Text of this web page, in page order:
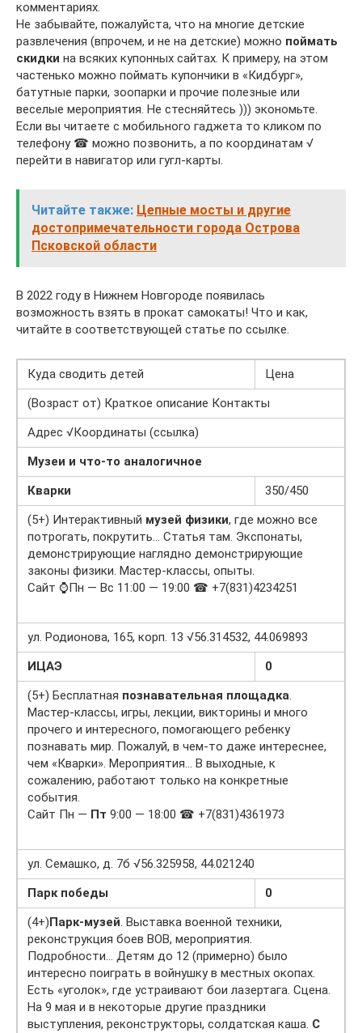
комментариях.
Не забывайте, пожалуйста, что на многие детские
развлечения (впрочем, и не на детские) можно поймать
скидки на всяких купонных сайтах. К примеру, на этом
частенько можно поймать купончики в «Кидбург»,
батутные парки, зоопарки и прочие полезные или
веселые мероприятия. Не стесняйтесь ))) экономьте.
Если вы читаете с мобильного гаджета то кликом по
телефону ☎ можно позвонить, а по координатам √
перейти в навигатор или гугл-карты.
Читайте также: Цепные мосты и другие
достопримечательности города Острова
Псковской области
В 2022 году в Нижнем Новгороде появилась
возможность взять в прокат самокаты! Что и как,
читайте в соответствующей статье по ссылке.
Куда сводить детей
Цена
(Возраст от) Краткое описание Контакты
Адрес √Координаты (ссылка)
Музеи и что-то аналогичное
Кварки
350/450
(5+) Интерактивный музей физики, где можно все
потрогать, покрутить… Статья там. Экспонаты,
демонстрирующие наглядно демонстрирующие
законы физики. Мастер-классы, опыты.
Сайт ⌚Пн — Вс 11:00 — 19:00 ☎ +7(831)4234251
ул. Родионова, 165, корп. 13 √56.314532, 44.069893
ИЦАЭ
0
(5+) Бесплатная познавательная площадка.
Мастер-классы, игры, лекции, викторины и много
прочего и интересного, помогающего ребенку
познавать мир. Пожалуй, в чем-то даже интереснее,
чем «Кварки». Мероприятия… В выходные, к
сожалению, работают только на конкретные
события.
Сайт Пн — Пт 9:00 — 18:00 ☎ +7(831)4361973
ул. Семашко, д. 7б √56.325958, 44.021240
Парк победы
0
(4+)Парк-музей. Выставка военной техники,
реконструкция боев ВОВ, мероприятия.
Подробности… Детям до 12 (примерно) было
интересно поиграть в войнушку в местных окопах.
Есть «уголок», где устраивают бои лазертага. Сцена.
На 9 мая и в некоторые другие праздники
выступления, реконструкторы, солдатская каша. С